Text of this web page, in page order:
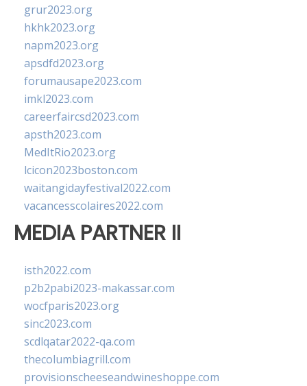
grur2023.org
hkhk2023.org
napm2023.org
apsdfd2023.org
forumausape2023.com
imkl2023.com
careerfaircsd2023.com
apsth2023.com
MedItRio2023.org
lcicon2023boston.com
waitangidayfestival2022.com
vacancesscolaires2022.com
MEDIA PARTNER II
isth2022.com
p2b2pabi2023-makassar.com
wocfparis2023.org
sinc2023.com
scdlqatar2022-qa.com
thecolumbiagrill.com
provisionscheeseandwineshoppe.com